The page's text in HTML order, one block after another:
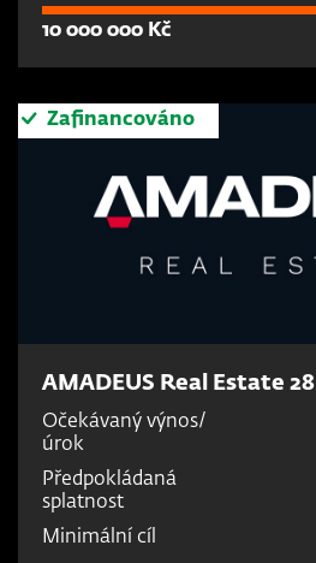
10 000 000 Kč
Zafinancováno
AMADEUS Real Estate 28
Očekávaný výnos/
úrok
Předpokládaná
splatnost
Minimální cíl